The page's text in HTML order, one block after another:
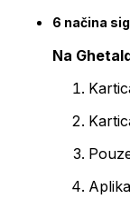
6 načina
Na